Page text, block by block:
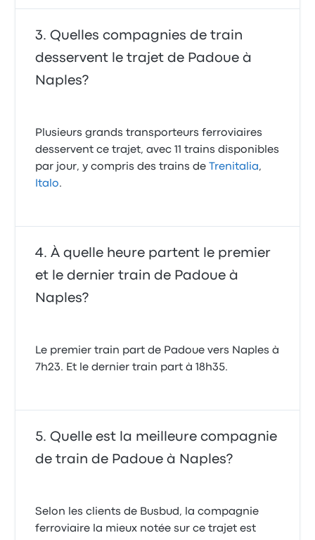
Quelles compagnies de train
desservent le trajet de Padoue à
Naples?
Plusieurs grands transporteurs ferroviaires
desservent ce trajet, avec 11 trains disponibles
par jour, y compris des trains de
Trenitalia,
Italo.
À quelle heure partent le premier
et le dernier train de Padoue à
Naples?
Le premier train part de Padoue vers Naples à
7h23. Et le dernier train part à 18h35.
Quelle est la meilleure compagnie
de train de Padoue à Naples?
Selon les clients de Busbud, la compagnie
ferroviaire la mieux notée sur ce trajet est